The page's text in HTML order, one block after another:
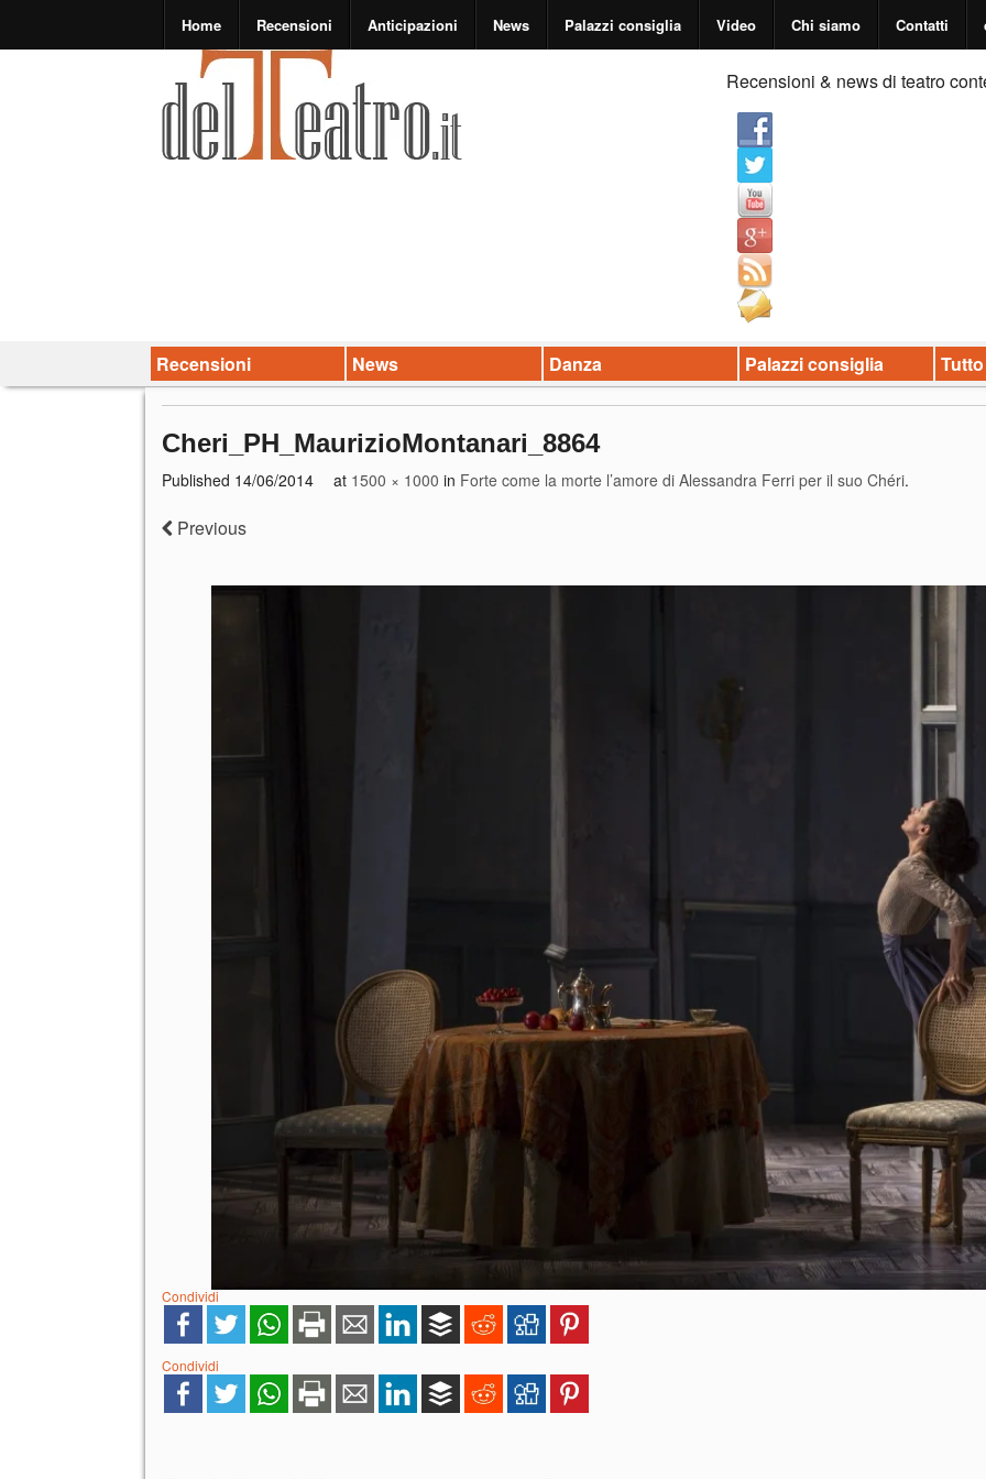
Home Recensioni Anticipazioni News Palazzi consiglia Video Chi siamo Contatti
Recensioni & news di teatro
Recensioni News Danza Palazzi consiglia
Cheri_PH_MaurizioMontanari_8864
Published 14/06/2014 at 1500 × 1000 in Forte come la morte l’amore di Alessandra Ferri per il suo Chéri.
Previous
Condividi
Condividi